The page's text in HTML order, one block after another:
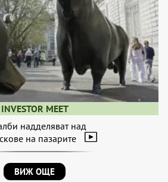
INVESTOR MEET
надделяват над
на пазарите
ВИЖ ОЩЕ